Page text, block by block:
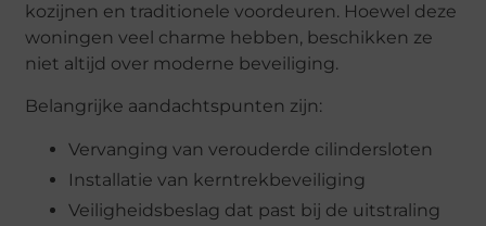
kozijnen en traditionele voordeuren. Hoewel deze
woningen veel charme hebben, beschikken ze
niet altijd over moderne beveiliging.
Belangrijke aandachtspunten zijn:
Vervanging van verouderde cilindersloten
Installatie van kerntrekbeveiliging
Veiligheidsbeslag dat past bij de uitstraling